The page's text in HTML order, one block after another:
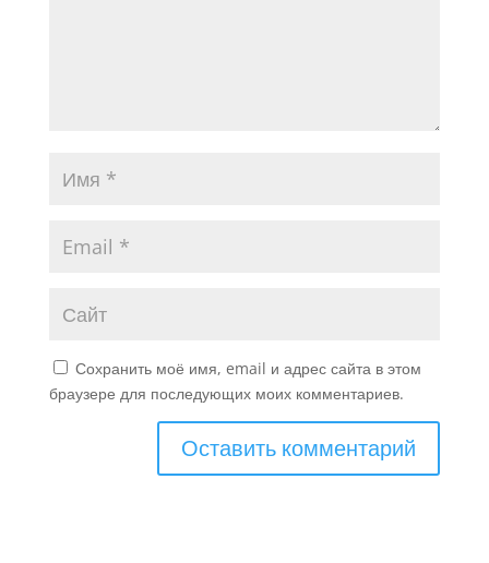
Сохранить моё имя, email и адрес сайта в этом
браузере для последующих моих комментариев.